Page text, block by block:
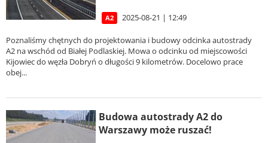
A2 2025-08-21 | 12:49
Poznaliśmy chętnych do projektowania i budowy odcinka autostrady
A2 na wschód od Białej Podlaskiej. Mowa o odcinku od miejscowości
Kijowiec do węzła Dobryń o długości 9 kilometrów. Docelowo prace
obej...
Budowa autostrady A2 do
Warszawy może ruszać!